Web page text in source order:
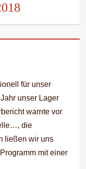
für unser
unser Lager
warnte vor
die
ließen wir uns
mit einer